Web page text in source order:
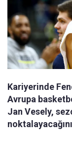
Kariyerinde
Avrupa
Jan Vesely,